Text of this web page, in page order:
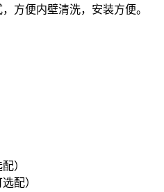
便内壁清洗，安装方便。
）
配）